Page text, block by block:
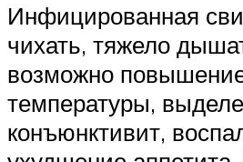
Инфицированная
чихать, тяжело
возможно
температуры,
конъюнктивит,